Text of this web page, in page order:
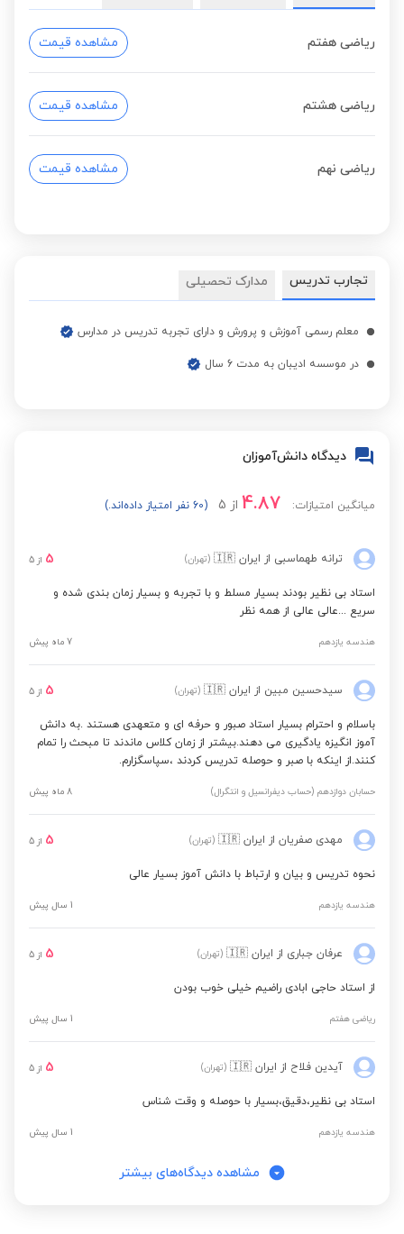
ریاضی هفتم مشاهده قیمت
ریاضی هشتم مشاهده قیمت
ریاضی نهم مشاهده قیمت
تجارب تدریس مدارک تحصیلی
معلم رسمی آموزش و پرورش و دارای تجربه تدریس در مدارس
در موسسه ادیبان به مدت 6 سال
دیدگاه دانش‌آموزان
میانگین امتیازات: 4.87 از 5 (60 نفر امتیاز داده‌اند.)
ترانه طهماسبی از ایران 🇮🇷 (تهران) 5 از 5
استاد بی نظیر بودند بسیار مسلط و با تجربه و بسیار زمان بندی شده و
سریع ...عالی عالی از همه نظر
هندسه یازدهم 7 ماه پیش
سیدحسین مبین از ایران 🇮🇷 (تهران) 5 از 5
باسلام و احترام بسیار استاد صبور و حرفه ای و متعهدی هستند .به دانش
آموز انگیزه یادگیری می دهند.بیشتر از زمان کلاس ماندند تا مبحث را تمام
کنند.از اینکه با صبر و حوصله تدریس کردند ،سپاسگزارم.
حسابان دوازدهم (حساب دیفرانسیل و انتگرال) 8 ماه پیش
مهدی صفریان از ایران 🇮🇷 (تهران) 5 از 5
نحوه تدریس و بیان و ارتباط با دانش آموز بسیار عالی
هندسه یازدهم 1 سال پیش
عرفان جباری از ایران 🇮🇷 (تهران) 5 از 5
از استاد حاجی ابادی راضیم خیلی خوب بودن
ریاضی هفتم 1 سال پیش
آیدین فلاح از ایران 🇮🇷 (تهران) 5 از 5
استاد بی نظیر،دقیق،بسیار با حوصله و وقت شناس
هندسه یازدهم 1 سال پیش
مشاهده دیدگاه‌های بیشتر